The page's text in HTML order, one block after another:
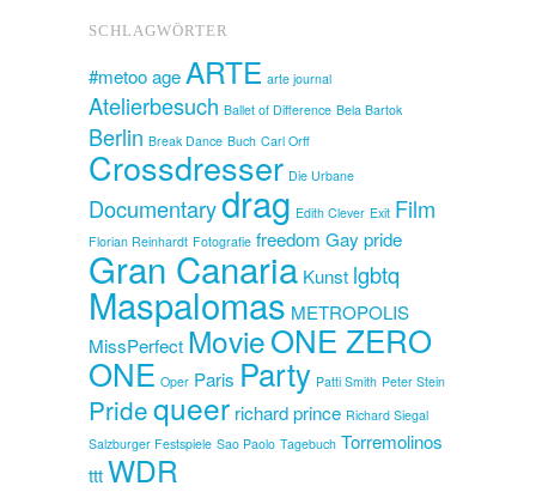
SCHLAGWÖRTER
#metooage ARTE arte journal
Atelierbesuch Ballet of Difference Bela Bartok
Berlin Break Dance Buch Carl Orff
Crossdresser Die Urbane
Documentarydrag Edith Clever Exit Film
Florian Reinhardt Fotografie freedom Gay pride
Gran Canaria Kunst lgbtq
Maspalomas METROPOLIS
MissPerfect MovieONE ZERO
ONE Oper Paris Party Patti Smith Peter Stein
Pridequeer richard prince Richard Siegal
Salzburger Festspiele Sao Paolo Tagebuch Torremolinos
tttWDR